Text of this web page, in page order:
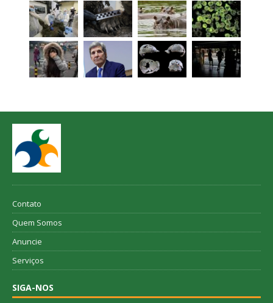
Contato
Quem Somos
Anuncie
Serviços
SIGA-NOS